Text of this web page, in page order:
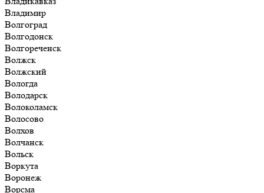
Владимир
Волгоград
Волгодонск
Волгореченск
Волжск
Волжский
Вологда
Володарск
Волоколамск
Волосово
Волхов
Волчанск
Вольск
Воркута
Воронеж
Ворсма